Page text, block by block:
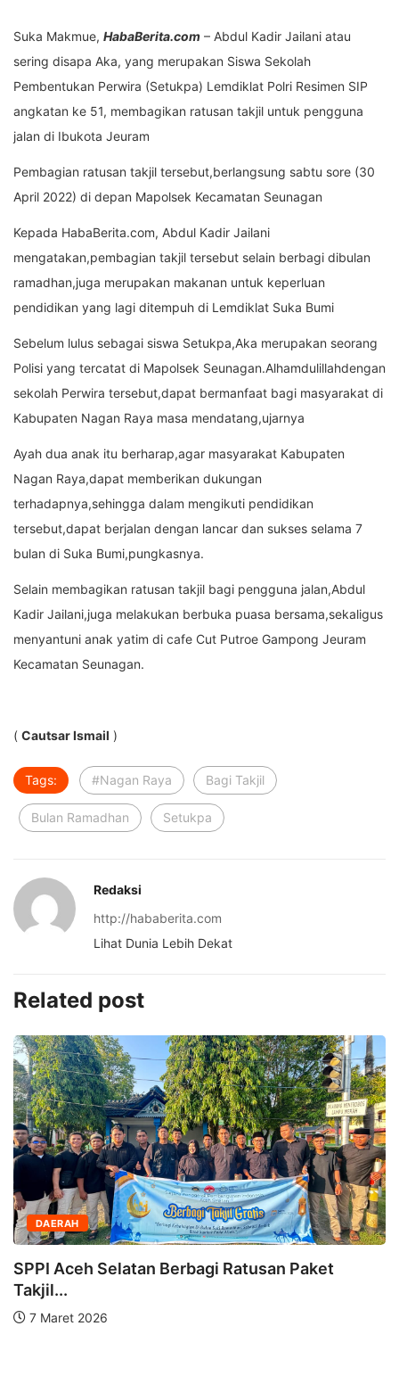
Suka Makmue, HabaBerita.com – Abdul Kadir Jailani atau
sering disapa Aka, yang merupakan Siswa Sekolah
Pembentukan Perwira (Setukpa) Lemdiklat Polri Resimen SIP
angkatan ke 51, membagikan ratusan takjil untuk pengguna
jalan di Ibukota Jeuram
Pembagian ratusan takjil tersebut,berlangsung sabtu sore (30
April 2022) di depan Mapolsek Kecamatan Seunagan
Kepada HabaBerita.com, Abdul Kadir Jailani
mengatakan,pembagian takjil tersebut selain berbagi dibulan
ramadhan,juga merupakan makanan untuk keperluan
pendidikan yang lagi ditempuh di Lemdiklat Suka Bumi
Sebelum lulus sebagai siswa Setukpa,Aka merupakan seorang
Polisi yang tercatat di Mapolsek Seunagan.Alhamdulillahdengan
sekolah Perwira tersebut,dapat bermanfaat bagi masyarakat di
Kabupaten Nagan Raya masa mendatang,ujarnya
Ayah dua anak itu berharap,agar masyarakat Kabupaten
Nagan Raya,dapat memberikan dukungan
terhadapnya,sehingga dalam mengikuti pendidikan
tersebut,dapat berjalan dengan lancar dan sukses selama 7
bulan di Suka Bumi,pungkasnya.
Selain membagikan ratusan takjil bagi pengguna jalan,Abdul
Kadir Jailani,juga melakukan berbuka puasa bersama,sekaligus
menyantuni anak yatim di cafe Cut Putroe Gampong Jeuram
Kecamatan Seunagan.
( Cautsar Ismail )
Tags: #Nagan Raya Bagi Takjil
Bulan Ramadhan Setukpa
Redaksi
http://hababerita.com
Lihat Dunia Lebih Dekat
Related post
DAERAH
SPPI Aceh Selatan Berbagi Ratusan Paket
Takjil...
7 Maret 2026